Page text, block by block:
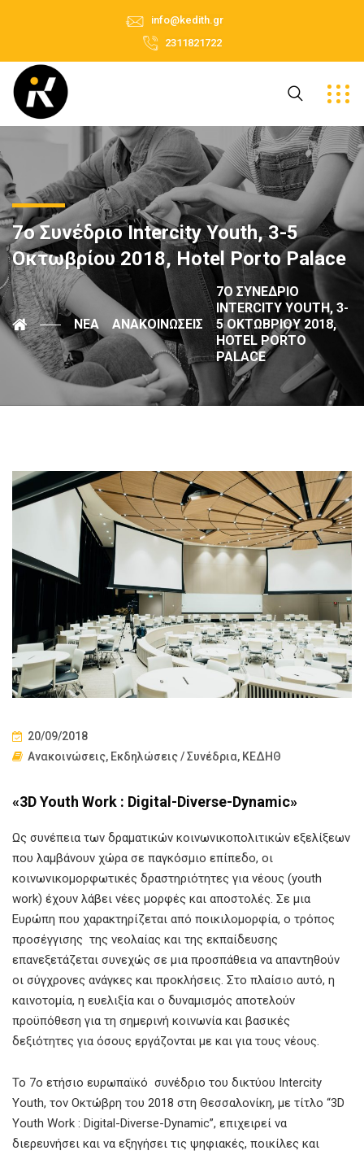
info@kedith.gr
2311821722
7o Συνέδριο Intercity Youth, 3-5
Οκτωβρίου 2018, Hotel Porto Palace
ΝΈΑ ΑΝΑΚΟΙΝΏΣΕΙΣ
7O ΣΥΝΈΔΡΙΟ
INTERCITY YOUTH, 3-
5 ΟΚΤΩΒΡΊΟΥ 2018,
HOTEL PORTO
PALACE
20/09/2018
Ανακοινώσεις, Εκδηλώσεις / Συνέδρια, ΚΕΔΗΘ
«3D Youth Work : Digital-Diverse-Dynamic»
Ως συνέπεια των δραματικών κοινωνικοπολιτικών εξελίξεων
που λαμβάνουν χώρα σε παγκόσμιο επίπεδο, οι
κοινωνικομορφωτικές δραστηριότητες για νέους (youth
work) έχουν λάβει νέες μορφές και αποστολές. Σε μια
Ευρώπη που χαρακτηρίζεται από ποικιλομορφία, ο τρόπος
προσέγγισης της νεολαίας και της εκπαίδευσης
επανεξετάζεται συνεχώς σε μια προσπάθεια να απαντηθούν
οι σύγχρονες ανάγκες και προκλήσεις. Στο πλαίσιο αυτό, η
καινοτομία, η ευελιξία και ο δυναμισμός αποτελούν
προϋπόθεση για τη σημερινή κοινωνία και βασικές
δεξιότητες για όσους εργάζονται με και για τους νέους.
Το 7ο ετήσιο ευρωπαϊκό συνέδριο του δικτύου Intercity
Youth, τον Οκτώβρη του 2018 στη Θεσσαλονίκη, με τίτλο “3D
Youth Work : Digital-Diverse-Dynamic”, επιχειρεί να
διερευνήσει και να εξηγήσει τις ψηφιακές, ποικίλες και